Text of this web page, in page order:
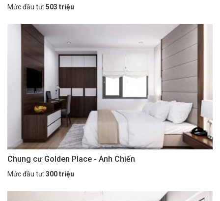
Mức đầu tư: 503 triệu
Chung cư Golden Place - Anh Chiến
Mức đầu tư: 300 triệu